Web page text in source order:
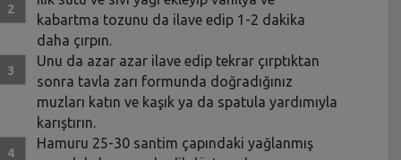
kabartma tozunu da ilave edip 1-2 dakika
daha çırpın.
Unu da azar azar ilave edip tekrar çırptıktan
sonra tavla zarı formunda doğradığınız
muzları katın ve kaşık ya da spatula yardımıyla
karıştırın.
Hamuru 25-30 santim çapındaki yağlanmış